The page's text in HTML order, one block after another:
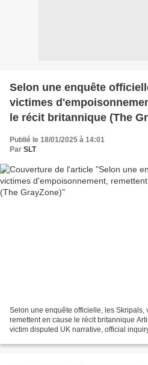
Selon une enquête
victimes
le récit britannique (The
Publié le 18/01/2025 à 14:01
Par SLT
Selon une enquête officielle, les Skripals,
remettent en cause le récit britannique
victim disputed UK narrative, official